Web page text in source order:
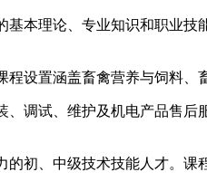
本理论、专业知识和职业
设置涵盖畜禽营养与饲料、
调试、维护及机电产品售后
初、中级技术技能人才。